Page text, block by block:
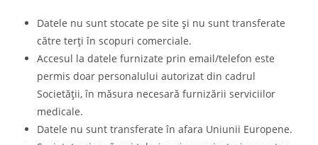
Datele nu sunt stocate pe site și nu sunt transferate
către terți în scopuri comerciale.
Accesul la datele furnizate prin email/telefon este
permis doar personalului autorizat din cadrul
Societății, în măsura necesară furnizării serviciilor
medicale.
Datele nu sunt transferate în afara Uniunii Europene.